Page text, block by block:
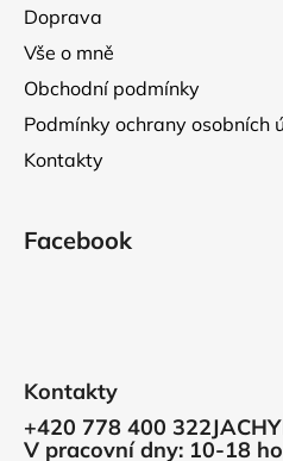
Doprava
Vše o mně
Obchodní podmínky
Podmínky ochrany osobních
Kontakty
Facebook
Kontakty
+420 778 400 322
V pracovní dny: 10-18